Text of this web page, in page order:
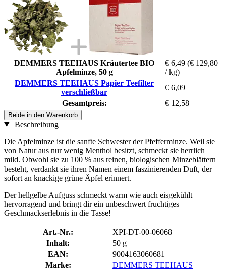
DEMMERS TEEHAUS Kräutertee BIO
Apfelminze, 50 g
€ 6,49 (€ 129,80
/ kg)
DEMMERS TEEHAUS Papier Teefilter
verschließbar
€ 6,09
Gesamtpreis:
€ 12,58
Beide in den Warenkorb
Beschreibung
Die Apfelminze ist die sanfte Schwester der Pfefferminze. Weil sie
von Natur aus nur wenig Menthol besitzt, schmeckt sie herrlich
mild. Obwohl sie zu 100 % aus reinen, biologischen Minzeblättern
besteht, verdankt sie ihren Namen einem faszinierenden Duft, der
sofort an knackige grüne Äpfel erinnert.
Der hellgelbe Aufguss schmeckt warm wie auch eisgekühlt
hervorragend und bringt dir ein unbeschwert fruchtiges
Geschmackserlebnis in die Tasse!
Art.-Nr.:
XPI-DT-00-06068
Inhalt:
50 g
EAN:
9004163060681
Marke:
DEMMERS TEEHAUS